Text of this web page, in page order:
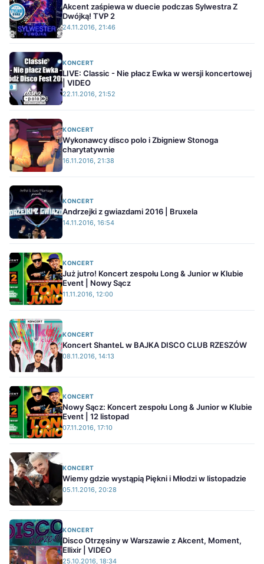
Akcent zaśpiewa w duecie podczas Sylwestra Z
Dwójką! TVP 2
24.11.2016, 21:46
KONCERT
LIVE: Classic - Nie płacz Ewka w wersji koncertowej
| VIDEO
22.11.2016, 21:52
KONCERT
Wykonawcy disco polo i Zbigniew Stonoga
charytatywnie
16.11.2016, 21:38
KONCERT
Andrzejki z gwiazdami 2016 | Bruxela
14.11.2016, 16:54
KONCERT
Już jutro! Koncert zespołu Long & Junior w Klubie
Event | Nowy Sącz
11.11.2016, 12:00
KONCERT
Koncert ShanteL w BAJKA DISCO CLUB RZESZÓW
08.11.2016, 14:13
KONCERT
Nowy Sącz: Koncert zespołu Long & Junior w Klubie
Event | 12 listopad
07.11.2016, 17:10
KONCERT
Wiemy gdzie wystąpią Piękni i Młodzi w listopadzie
05.11.2016, 20:28
KONCERT
Disco Otrzęsiny w Warszawie z Akcent, Moment,
Ellixir | VIDEO
25.10.2016, 18:34